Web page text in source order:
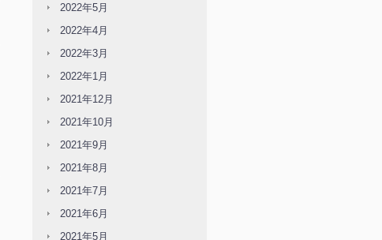
2022年5月
2022年4月
2022年3月
2022年1月
2021年12月
2021年10月
2021年9月
2021年8月
2021年7月
2021年6月
2021年5月